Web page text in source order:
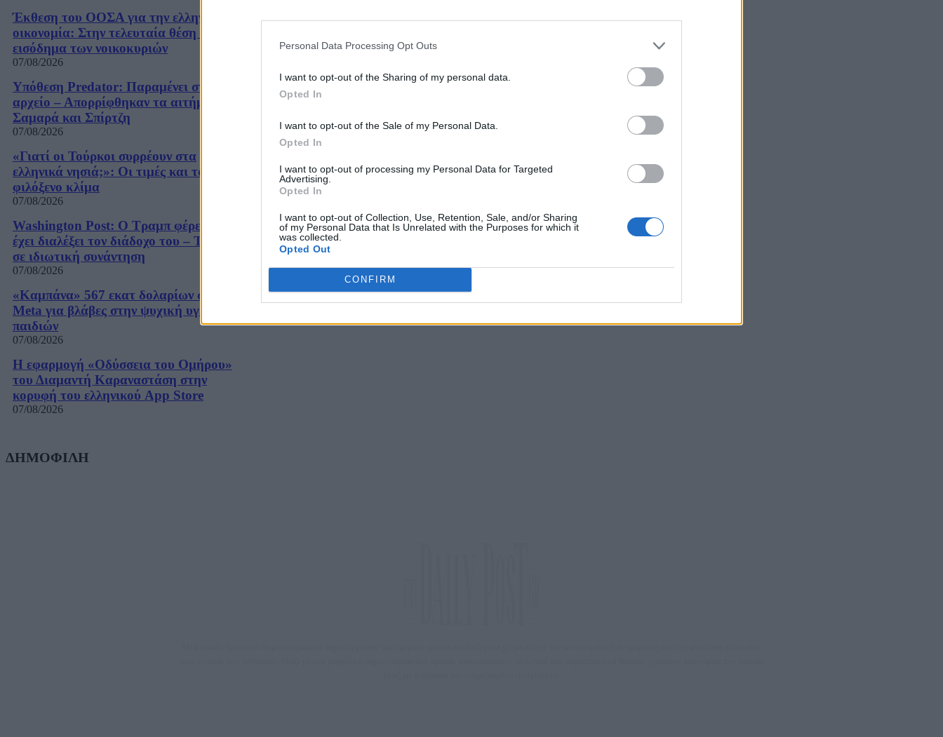
Personal Data Processing Opt Outs
I want to opt-out of the Sharing of my personal data.
Opted In
I want to opt-out of the Sale of my Personal Data.
Opted In
I want to opt-out of processing my Personal Data for Targeted
Advertising.
Opted In
I want to opt-out of Collection, Use, Retention, Sale, and/or Sharing
of my Personal Data that Is Unrelated with the Purposes for which it
was collected.
Opted Out
CONFIRM
Έκθεση του ΟΟΣΑ για την ελληνική
οικονομία: Στην τελευταία θέση το
εισόδημα των νοικοκυριών
07/08/2026
Υπόθεση Predator: Παραμένει στο
αρχείο – Απορρίφθηκαν τα αιτήματα
Σαμαρά και Σπίρτζη
07/08/2026
«Γιατί οι Τούρκοι συρρέουν στα
ελληνικά νησιά;»: Οι τιμές και το
φιλόξενο κλίμα
07/08/2026
Washington Post: Ο Τραμπ φέρεται να
έχει διαλέξει τον διάδοχο του – Τι είπε
σε ιδιωτική συνάντηση
07/08/2026
«Καμπάνα» 567 εκατ δολαρίων στη
Meta για βλάβες στην ψυχική υγεία των
παιδιών
07/08/2026
Η εφαρμογή «Οδύσσεια του Ομήρου»
του Διαμαντή Καραναστάση στην
κορυφή του ελληνικού App Store
07/08/2026
ΔΗΜΟΦΙΛΗ